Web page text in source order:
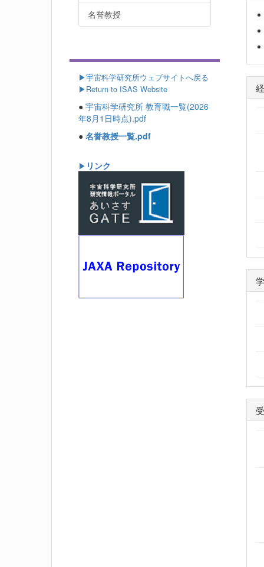
名誉教授
▶宇宙科学研究所ウェブサイトへ戻る
▶Return to ISAS Website
● 宇宙科学研究所 教育職一覧(2026
年8月1日時点).pdf
● 名誉教授一覧.pdf
▶ リンク